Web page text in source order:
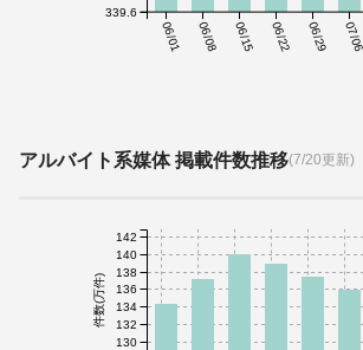
06/01 06/08 06/15 06/22 06/29 07/06
339.6
アルバイト系媒体 掲載件数推移(7/20更新)
件数(万件)
130
132
134
136
138
140
142